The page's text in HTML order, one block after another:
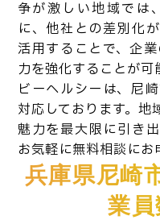
争が激しい地域では
に、他社との差別化
活用することで、企
力を強化することが可
ビーヘルシーは、尼
対応しております。地
魅力を最大限に引き
お気軽に無料相談にお
兵庫県尼崎
業員